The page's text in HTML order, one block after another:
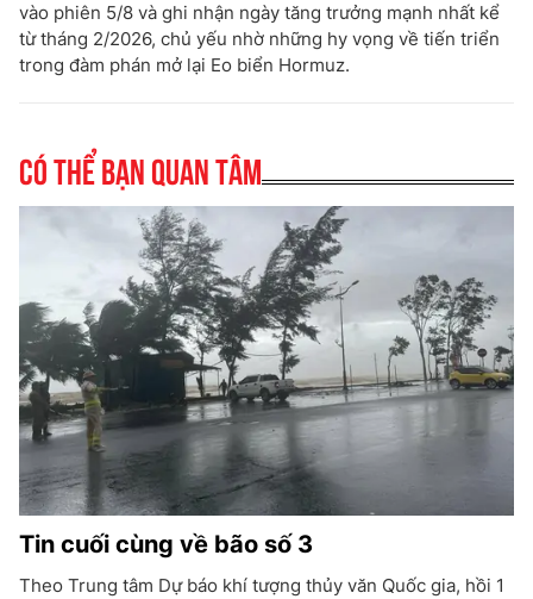
vào phiên 5/8 và ghi nhận ngày tăng trưởng mạnh nhất kể
từ tháng 2/2026, chủ yếu nhờ những hy vọng về tiến triển
trong đàm phán mở lại Eo biển Hormuz.
Có thể bạn quan tâm
Tin cuối cùng về bão số 3
Theo Trung tâm Dự báo khí tượng thủy văn Quốc gia, hồi 1